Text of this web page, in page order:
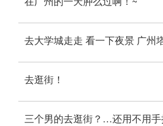
去大学城走走 看一下夜景 广州
去逛街！
三个男的去逛街？…还用不用手